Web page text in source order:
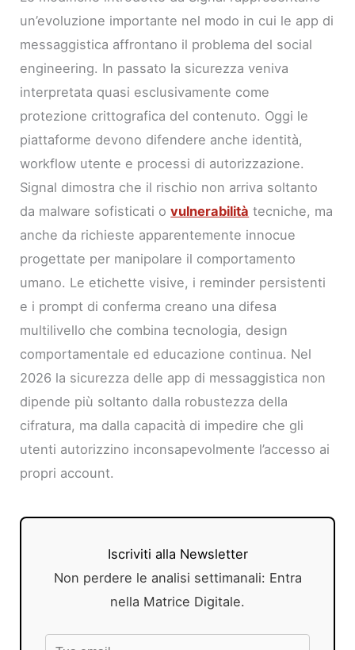
un’evoluzione importante nel modo in cui le app di
messaggistica affrontano il problema del social
engineering. In passato la sicurezza veniva
interpretata quasi esclusivamente come
protezione crittografica del contenuto. Oggi le
piattaforme devono difendere anche identità,
workflow utente e processi di autorizzazione.
Signal dimostra che il rischio non arriva soltanto
da malware sofisticati ovulnerabilità tecniche, ma
anche da richieste apparentemente innocue
progettate per manipolare il comportamento
umano. Le etichette visive, i reminder persistenti
e i prompt di conferma creano una difesa
multilivello che combina tecnologia, design
comportamentale ed educazione continua. Nel
2026 la sicurezza delle app di messaggistica non
dipende più soltanto dalla robustezza della
cifratura, ma dalla capacità di impedire che gli
utenti autorizzino inconsapevolmente l’accesso ai
propri account.
Iscriviti alla Newsletter
Non perdere le analisi settimanali: Entra
nella Matrice Digitale.